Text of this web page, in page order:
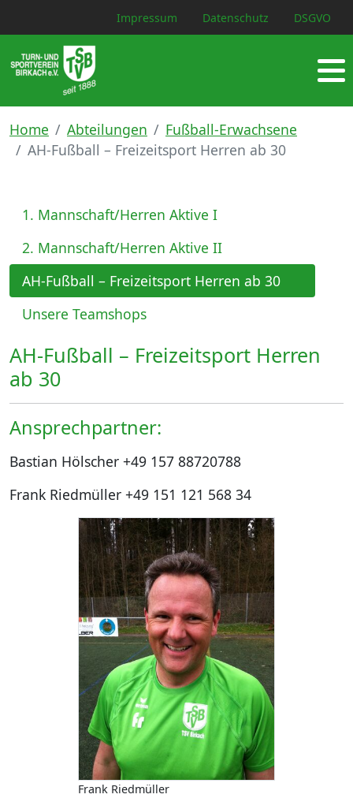
Impressum Datenschutz DSGVO
Home Abteilungen
Fußball-Erwachsene
AH-Fußball – Freizeitsport Herren ab 30
1. Mannschaft/Herren Aktive I
2. Mannschaft/Herren Aktive II
AH-Fußball – Freizeitsport Herren ab 30
Unsere Teamshops
AH-Fußball – Freizeitsport Herren
ab 30
Ansprechpartner:
Bastian Hölscher +49 157 88720788
Frank Riedmüller +49 151 121 568 34
Frank Riedmüller